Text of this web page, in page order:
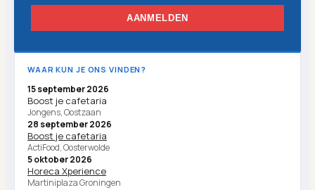
AANMELDEN
WAAR KUN JE ONS VINDEN?
15 september 2026
Boost je cafetaria
Jongens, Oostzaan
28 september 2026
Boost je cafetaria
ActiFood, Oosterwolde
5 oktober 2026
Horeca Xperience
Martiniplaza Groningen